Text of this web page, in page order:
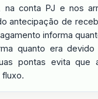
na conta PJ e nos
antecipação de
informa
quanto era devido
pontas evita que